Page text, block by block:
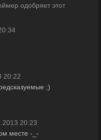
одобряет этот
20:22
;)
20:23
месте -_-